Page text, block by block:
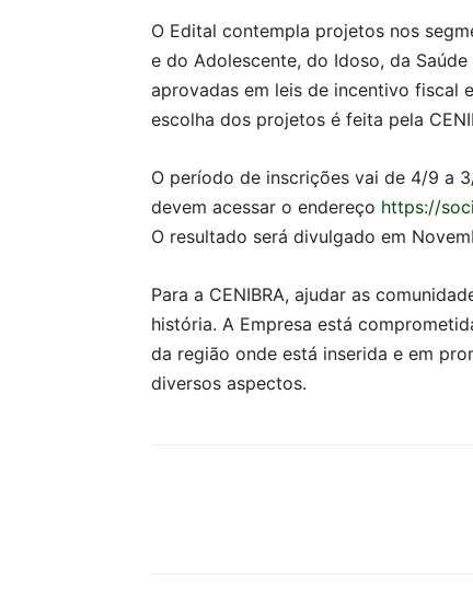
O Edital contempla projetos nos
e do Adolescente, do Idoso, da Saúde
aprovadas em leis de incentivo fiscal
escolha dos projetos é feita pela
O período de inscrições vai de 4/9 a
devem acessar o endereço https://
O resultado será divulgado em
Para a CENIBRA, ajudar as
história. A Empresa está
da região onde está inserida e em
diversos aspectos.